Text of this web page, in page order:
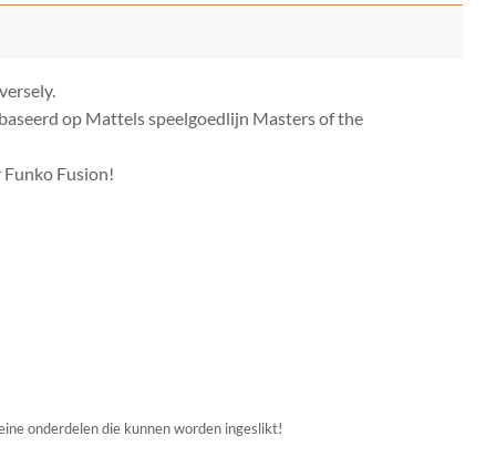
op Mattels speelgoedlijn Masters of the
Funko Fusion!
onderdelen die kunnen worden ingeslikt!